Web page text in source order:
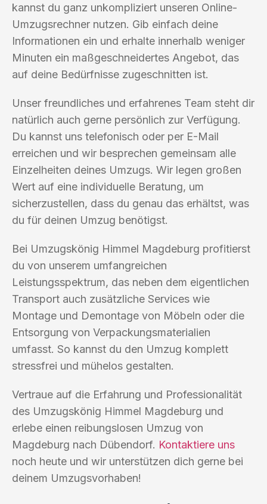
kannst du ganz unkompliziert unseren Online-
Umzugsrechner nutzen. Gib einfach deine
Informationen ein und erhalte innerhalb weniger
Minuten ein maßgeschneidertes Angebot, das
auf deine Bedürfnisse zugeschnitten ist.
Unser freundliches und erfahrenes Team steht dir
natürlich auch gerne persönlich zur Verfügung.
Du kannst uns telefonisch oder per E-Mail
erreichen und wir besprechen gemeinsam alle
Einzelheiten deines Umzugs. Wir legen großen
Wert auf eine individuelle Beratung, um
sicherzustellen, dass du genau das erhältst, was
du für deinen Umzug benötigst.
Bei Umzugskönig Himmel Magdeburg profitierst
du von unserem umfangreichen
Leistungsspektrum, das neben dem eigentlichen
Transport auch zusätzliche Services wie
Montage und Demontage von Möbeln oder die
Entsorgung von Verpackungsmaterialien
umfasst. So kannst du den Umzug komplett
stressfrei und mühelos gestalten.
Vertraue auf die Erfahrung und Professionalität
des Umzugskönig Himmel Magdeburg und
erlebe einen reibungslosen Umzug von
Magdeburg nach Dübendorf. Kontaktiere uns
noch heute und wir unterstützen dich gerne bei
deinem Umzugsvorhaben!